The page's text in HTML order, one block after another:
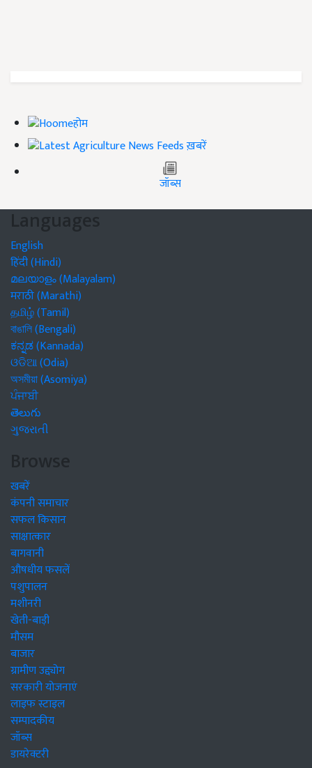
होम
ख़बरें
जॉब्स
Languages
English
हिंदी (Hindi)
മലയാളം (Malayalam)
मराठी (Marathi)
தமிழ் (Tamil)
বাঙালি (Bengali)
ಕನ್ನಡ (Kannada)
ଓଡିଆ (Odia)
অসমীয়া (Asomiya)
ਪੰਜਾਬੀ
తెలుగు
ગુજરાતી
Browse
खबरें
कंपनी समाचार
सफल किसान
साक्षात्कार
बागवानी
औषधीय फसलें
पशुपालन
मशीनरी
खेती-बाड़ी
मौसम
बाजार
ग्रामीण उद्द्योग
सरकारी योजनाएं
लाइफ स्टाइल
सम्पादकीय
जॉब्स
डायरेक्टरी